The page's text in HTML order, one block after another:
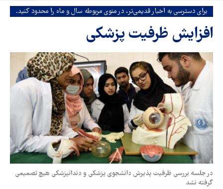
برای دسترسی به اخبار قدیمی‌تر، در منوی مربوطه سال و ماه را محدود کنید.
افزایش ظرفیت پزشکی
در جلسه بررسی ظرفیت پذیرش دانشجوی ‎پزشکی و ‎دندانپزشکی هیچ تصمیمی
گرفته نشد